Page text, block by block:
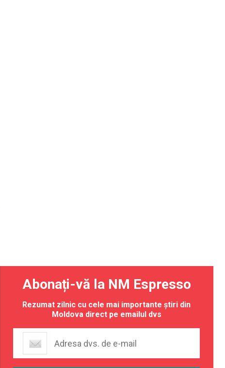
Abonați-vă la NM Espresso
Rezumat zilnic cu cele mai importante știri din
Moldova direct pe emailul dvs